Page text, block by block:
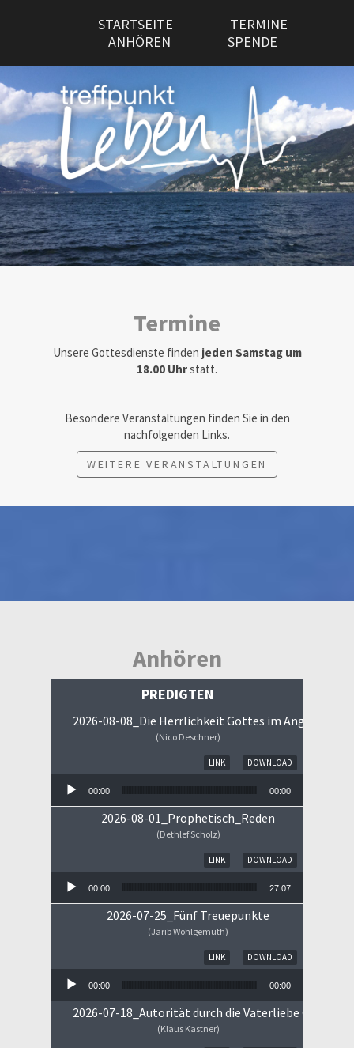
STARTSEITE
TERMINE
ANHÖREN
SPENDE
Termine
Unsere Gottesdienste finden jeden Samstag um
18.00 Uhrstatt.
Besondere Veranstaltungen finden Sie in den
nachfolgenden Links.
WEITERE VERANSTALTUNGEN
Anhören
PREDIGTEN
2026-08-08_Die Herrlichkeit Gottes im Angesicht
(Nico Deschner)
DOWNLOAD
LINK
00:00 00:00
2026-08-01_Prophetisch_Reden
(Dethlef Scholz)
DOWNLOAD
LINK
00:00 27:07
2026-07-25_Fünf Treuepunkte
(Jarib Wohlgemuth)
DOWNLOAD
LINK
00:00 00:00
2026-07-18_Autorität durch die Vaterliebe Gottes
(Klaus Kastner)